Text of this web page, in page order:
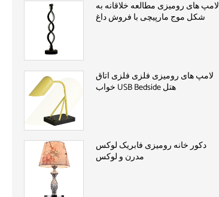
لامپ های رومیزی مطالعه خلاقانه به
شکل موج مارپیچی با فروش داغ
لامپ های رومیزی فلزی فلزی اتاق
خواب USB Bedside هتل
دکور خانه رومیزی فابریک لوکس
مدرن و لوکس